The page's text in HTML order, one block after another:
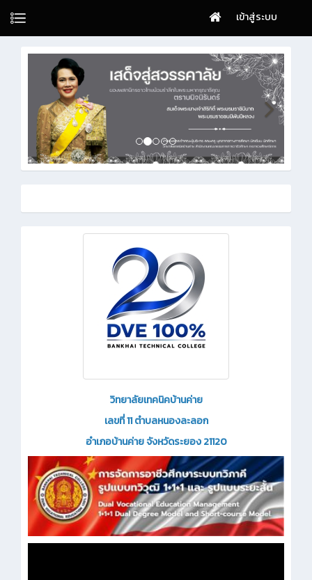
เข้าสู่ระบบ
วิทยาลัยเทคนิคบ้านค่าย
เลขที่ 11 ตำบลหนองละลอก
อำเภอบ้านค่าย จังหวัดระยอง 21120